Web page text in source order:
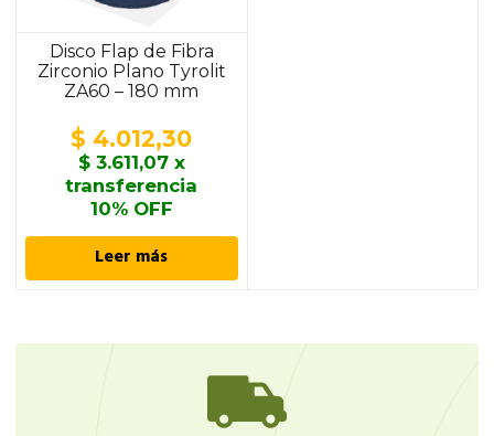
Disco Flap de Fibra
Zirconio Plano Tyrolit
ZA60 – 180 mm
$ 4.012,30
$3.611,07x
transferencia
10% OFF
Leer más